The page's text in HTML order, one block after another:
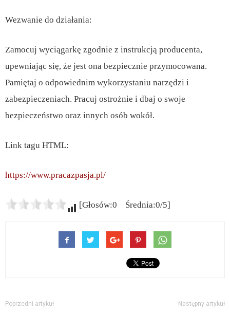
Wezwanie do działania:
Zamocuj wyciągarkę zgodnie z instrukcją producenta,
upewniając się, że jest ona bezpiecznie przymocowana.
Pamiętaj o odpowiednim wykorzystaniu narzędzi i
zabezpieczeniach. Pracuj ostrożnie i dbaj o swoje
bezpieczeństwo oraz innych osób wokół.
Link tagu HTML:
https://www.pracazpasja.pl/
[Głosów:0 Średnia:0/5]
Poprzedni artykuł Następny artykuł